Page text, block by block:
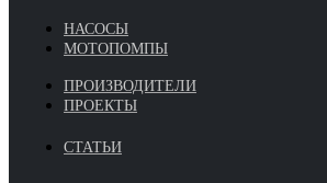
НАСОСЫ
МОТОПОМПЫ
ПРОИЗВОДИТЕЛИ
ПРОЕКТЫ
СТАТЬИ